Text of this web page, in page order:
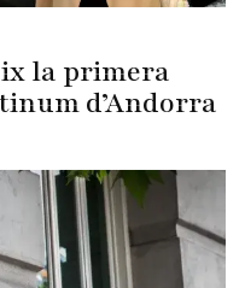
la primera
d’Andorra